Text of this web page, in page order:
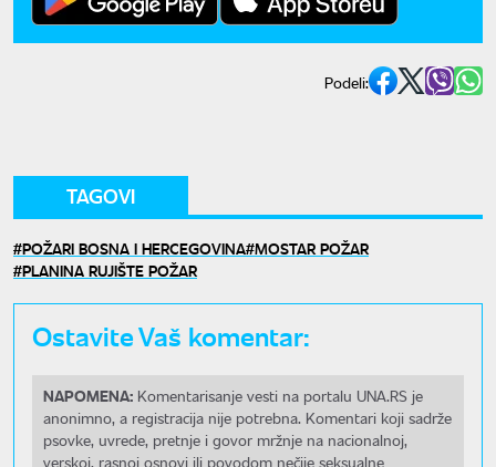
Podeli:
TAGOVI
POŽARI BOSNA I HERCEGOVINA MOSTAR POŽAR
PLANINA RUJIŠTE POŽAR
Ostavite Vaš komentar:
NAPOMENA: Komentarisanje vesti na portalu UNA.RS je
anonimno, a registracija nije potrebna. Komentari koji sadrže
psovke, uvrede, pretnje i govor mržnje na nacionalnoj,
verskoj, rasnoj osnovi ili povodom nečije seksualne